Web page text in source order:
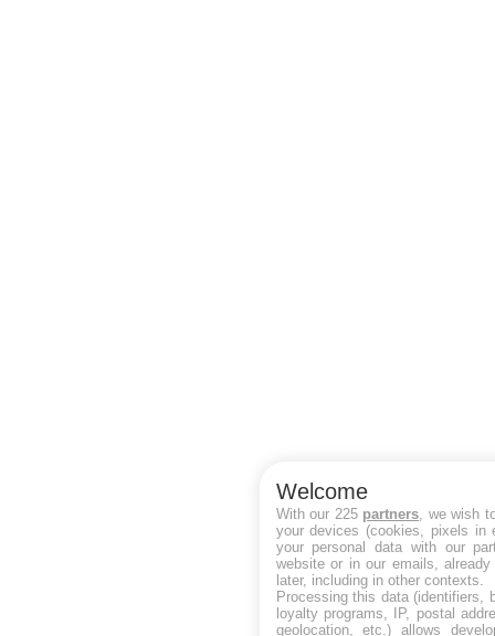
Welcome
With our 225 partners , we wish
your devices (cookies, pixels in
your personal data with our
website or in our emails,
later, including in other contexts.
Processing this data (identifiers,
loyalty programs, IP, postal
geolocation, etc.) allows